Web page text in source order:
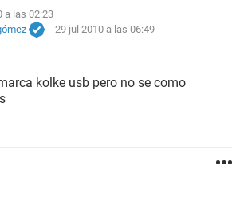
a las 02:23
- 29 jul 2010 a las 06:49
kolke usb pero no se como